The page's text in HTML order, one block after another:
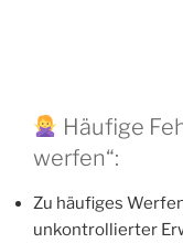
Häufige
werfen“:
Zu häufiges
unkontrollierter